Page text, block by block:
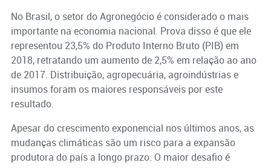
No Brasil, o setor do Agronegócio é considerado o mais
importante na economia nacional. Prova disso é que ele
representou 23,5% do Produto Interno Bruto (PIB) em
2018, retratando um aumento de 2,5% em relação ao ano
de 2017. Distribuição, agropecuária, agroindústrias e
insumos foram os maiores responsáveis por este
resultado.
Apesar do crescimento exponencial nos últimos anos, as
mudanças climáticas são um risco para a expansão
produtora do país a longo prazo. O maior desafio é